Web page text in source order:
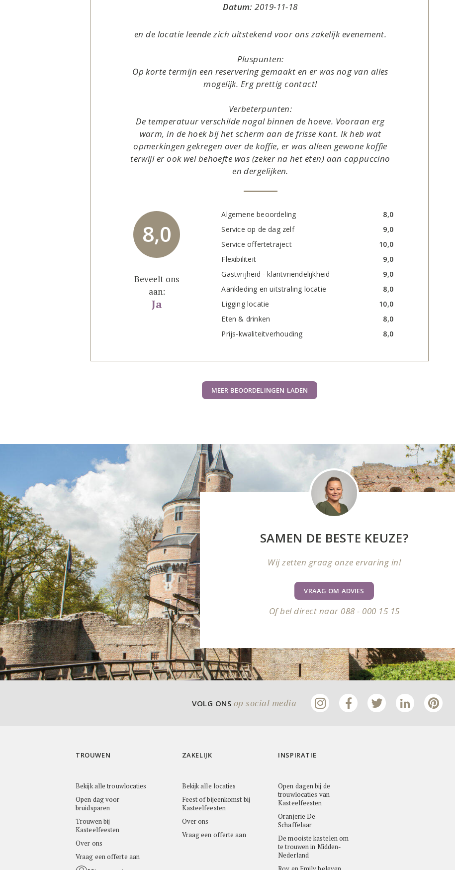
Datum: 2019-11-18
en de locatie leende zich uitstekend voor ons zakelijk evenement.
Pluspunten:
Op korte termijn een reservering gemaakt en er was nog van alles
mogelijk. Erg prettig contact!
Verbeterpunten:
De temperatuur verschilde nogal binnen de hoeve. Vooraan erg
warm, in de hoek bij het scherm aan de frisse kant. Ik heb wat
opmerkingen gekregen over de koffie, er was alleen gewone koffie
terwijl er ook wel behoefte was (zeker na het eten) aan cappuccino
en dergelijken.
8,0
Beveelt ons
aan:
Ja
Algemene beoordeling
8,0
Service op de dag zelf
9,0
Service offertetraject
10,0
Flexibiliteit
9,0
Gastvrijheid - klantvriendelijkheid
9,0
Aankleding en uitstraling locatie
8,0
Ligging locatie
10,0
Eten & drinken
8,0
Prijs-kwaliteitverhouding
8,0
MEER BEOORDELINGEN LADEN
SAMEN DE BESTE KEUZE?
Wij zetten graag onze ervaring in!
VRAAG OM ADVIES
Of bel direct naar 088 - 000 15 15
VOLG ONS op social media
TROUWEN
Bekijk alle trouwlocaties
Open dag voor
bruidsparen
Trouwen bij
Kasteelfeesten
Over ons
Vraag een offerte aan
ZAKELIJK
Bekijk alle locaties
Feest of bijeenkomst bij
Kasteelfeesten
Over ons
Vraag een offerte aan
INSPIRATIE
Open dagen bij de
trouwlocaties van
Kasteelfeesten
Oranjerie De
Schaffelaar
De mooiste kastelen om
te trouwen in Midden-
Nederland